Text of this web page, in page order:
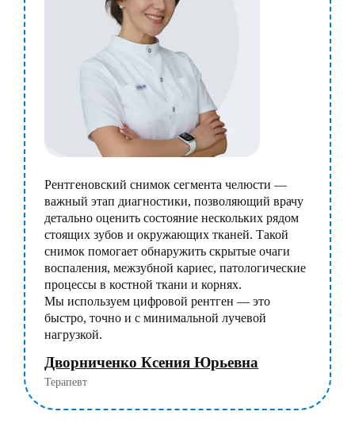
Рентгеновский снимок сегмента челюсти —
важный этап диагностики, позволяющий врачу
детально оценить состояние нескольких рядом
стоящих зубов и окружающих тканей. Такой
снимок помогает обнаружить скрытые очаги
воспаления, межзубной кариес, патологические
процессы в костной ткани и корнях.
Мы используем цифровой рентген — это
быстро, точно и с минимальной лучевой
нагрузкой.
Дворниченко Ксения Юрьевна
Терапевт